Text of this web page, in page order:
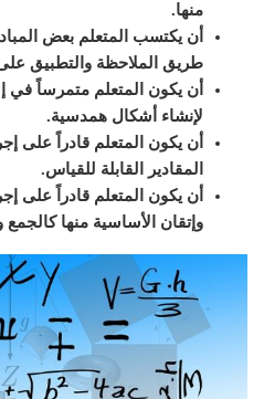
منها.
أن يكتسب المتعلم بعض
طريق الملاحظة والتطبيق
أن يكون المتعلم متمرساً في
لإنشاء أشكال همدسية.
أن يكون المتعلم قادراً على
المقادير القابلة للقياس.
أن يكون المتعلم قادراً على
وإتقان الأساسية منها